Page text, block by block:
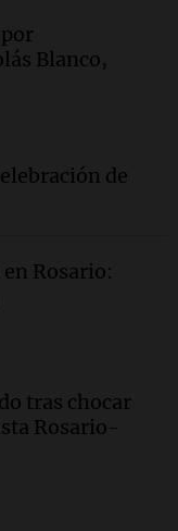
en Rosario
desde el 9
vientos
la
Blanco,
de
Rosario:
tras chocar
Rosario-